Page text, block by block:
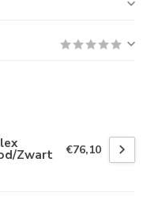
Zwart €76,10